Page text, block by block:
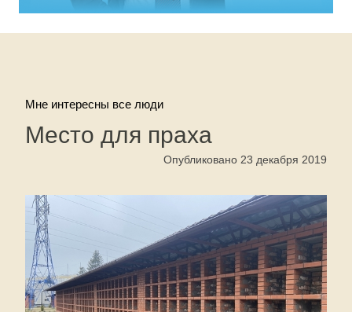
Мне интересны все люди
Место для праха
Опубликовано 23 декабря 2019